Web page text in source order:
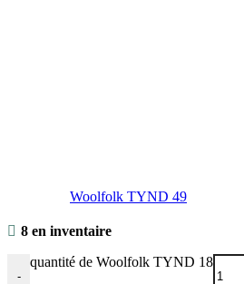
Woolfolk TYND 49
8 en inventaire
-
quantité de Woolfolk TYND 18